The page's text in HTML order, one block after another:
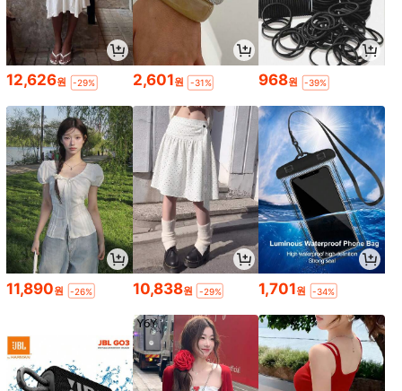
12,626원 -29% 2,601원 -31% 968원 -39%
11,890원 -26% 10,838원 -29% 1,701원 -34%